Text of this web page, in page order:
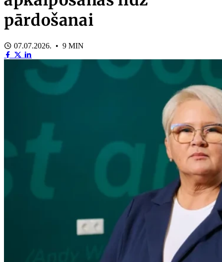
pārdošanai
07.07.2026. • 9 MIN